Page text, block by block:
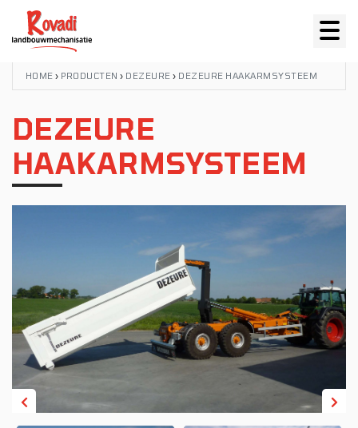
HOME › PRODUCTEN › DEZEURE › DEZEURE HAAKARMSYSTEEM
DEZEURE
HAAKARMSYSTEEM